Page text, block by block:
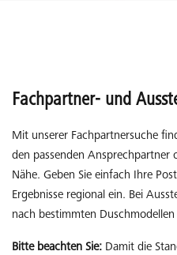
Fachpartner- und
Mit unserer Fachpartnersuche
den passenden Ansprechpartner
Nähe. Geben Sie einfach Ihre
Ergebnisse regional ein. Bei
nach bestimmten
Bitte beachten Sie: Damit die